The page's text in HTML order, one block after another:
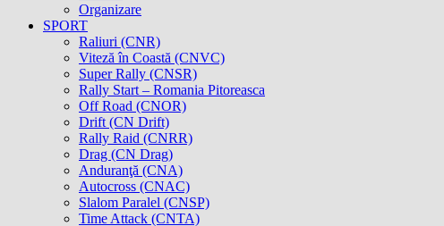
Organizare
SPORT
Raliuri (CNR)
Viteză în Coastă (CNVC)
Super Rally (CNSR)
Rally Start – Romania Pitoreasca
Off Road (CNOR)
Drift (CN Drift)
Rally Raid (CNRR)
Drag (CN Drag)
Anduranţă (CNA)
Autocross (CNAC)
Slalom Paralel (CNSP)
Time Attack (CNTA)